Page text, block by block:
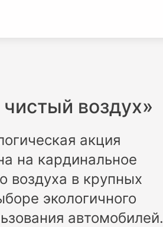
воздух»
акция
на кардинальное
воздуха в крупных
экологичного
автомобилей.